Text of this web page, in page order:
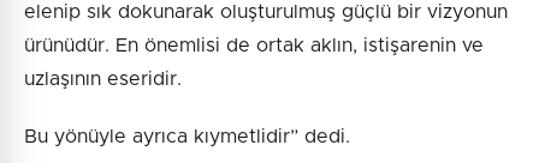
elenip sık dokunarak oluşturulmuş güçlü bir vizyonun
ürünüdür. En önemlisi de ortak aklın, istişarenin ve
uzlaşının eseridir.
Bu yönüyle ayrıca kıymetlidir” dedi.